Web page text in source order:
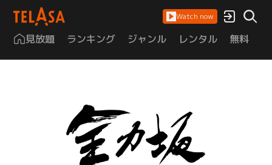
Watch now
見放題 ランキング ジャンル レンタル 無料